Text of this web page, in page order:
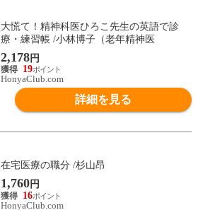
大慌て！精神科医ひろこ先生の英語で診
療・練習帳 /小林博子（老年精神医
2,178円
19
HonyaClub.com
詳細を見る
在宅医療の職分 /杉山昂
1,760円
16
HonyaClub.com